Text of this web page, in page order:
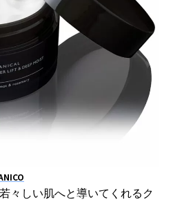
々しい肌へと導いてくれるク